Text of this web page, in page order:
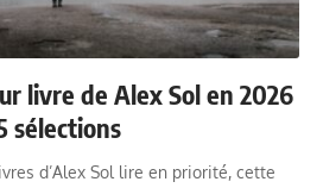
livre de Alex Sol en 2026
sélections
d’Alex Sol lire en priorité, cette